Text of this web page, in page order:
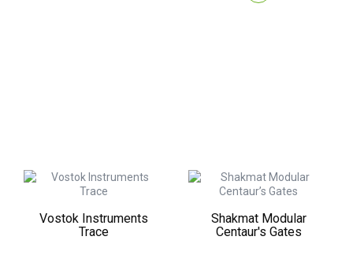
Vostok Instruments
Trace
Shakmat Modular
Centaur's Gates